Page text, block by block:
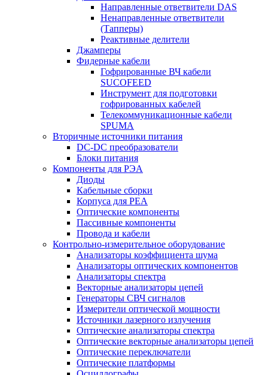
Направленные ответвители DAS
Ненаправленные ответвители
(Тапперы)
Реактивные делители
Джамперы
Фидерные кабели
Гофрированные ВЧ кабели
SUCOFEED
Инструмент для подготовки
гофрированных кабелей
Телекоммуникационные кабели
SPUMA
Вторичные источники питания
DC-DC преобразователи
Блоки питания
Компоненты для РЭА
Диоды
Кабельные сборки
Корпуса для РЕА
Оптические компоненты
Пассивные компоненты
Провода и кабели
Контрольно-измерительное оборудование
Анализаторы коэффициента шума
Анализаторы оптических компонентов
Анализаторы спектра
Векторные анализаторы цепей
Генераторы СВЧ сигналов
Измерители оптической мощности
Источники лазерного излучения
Оптические анализаторы спектра
Оптические векторные анализаторы цепей
Оптические переключатели
Оптические платформы